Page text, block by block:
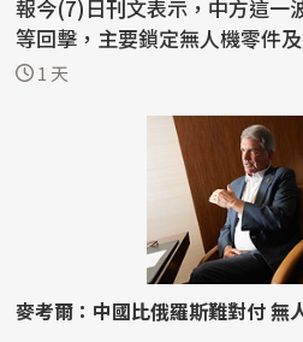
報今(7)日刊文表示，中方這一
等回擊，主要鎖定無人機零件及
稀土...
1 天
麥考爾：中國比俄羅斯難對付 無